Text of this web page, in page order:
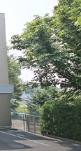
二新卒可
る
一般病院